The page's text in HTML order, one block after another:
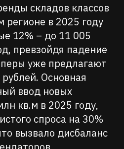
складов классов
регионе в 2025 году
12% – до 11 005
превзойдя падение
уже предлагают
Основная
ввод новых
кв.м в 2025 году,
спроса на 30%
вызвало дисбаланс